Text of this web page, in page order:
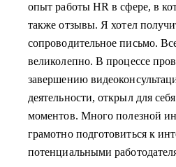
опыт работы HR в сфере, в
также отзывы. Я хотел
сопроводительное письмо.
великолепно. В процессе
завершению
деятельности, открыл для
моментов. Много полезной
грамотно подготовиться к
потенциальными